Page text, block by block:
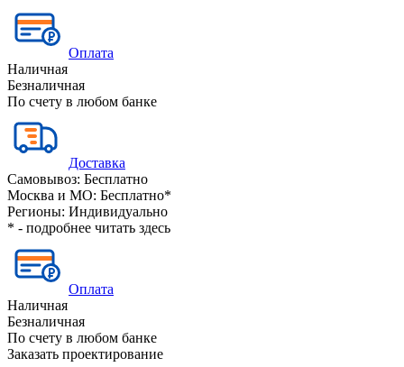
Оплата
Наличная
Безналичная
По счету в любом банке
Доставка
Самовывоз: Бесплатно
Москва и МО: Бесплатно*
Регионы: Индивидуально
* - подробнее читать здесь
Оплата
Наличная
Безналичная
По счету в любом банке
Заказать проектирование